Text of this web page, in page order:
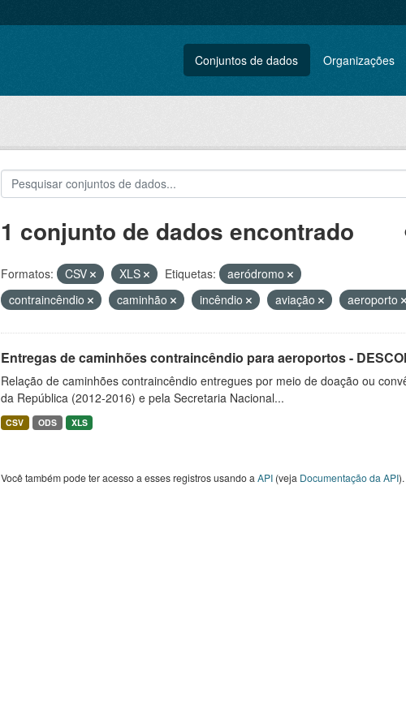
Conjuntos de dados Organizações
1 conjunto de dados encontrado
Formatos: CSV XLS Etiquetas:
aeródromo
contraincêndio
caminhão incêndio aviação aeroporto
Entregas de caminhões contraincêndio para aeroportos -
Relação de caminhões contraincêndio entregues por meio de doação ou
da República (2012-2016) e pela Secretaria Nacional...
CSV ODS XLS
Você também pode ter acesso a esses registros usando a API(veja Documentação da API).